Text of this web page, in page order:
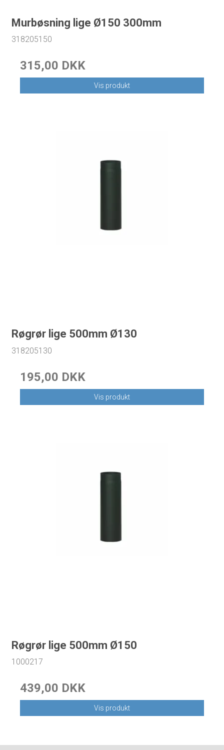
Murbøsning lige Ø150 300mm
318205150
315,00 DKK
Vis produkt
Røgrør lige 500mm Ø130
318205130
195,00 DKK
Vis produkt
Røgrør lige 500mm Ø150
1000217
439,00 DKK
Vis produkt